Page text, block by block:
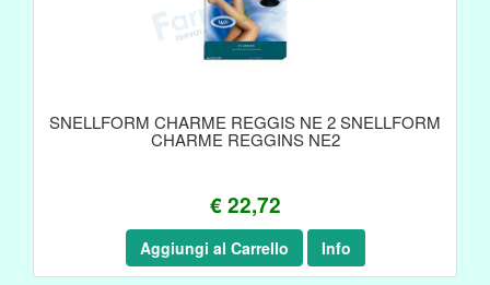
SNELLFORM CHARME REGGIS NE 2 SNELLFORM
CHARME REGGINS NE2
€ 22,72
Aggiungi al Carrello Info